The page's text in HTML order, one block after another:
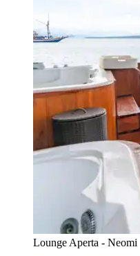
Lounge Aperta - Neomi